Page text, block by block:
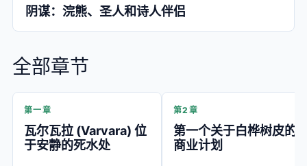
阴谋：浣熊、圣人和诗人伴侣
全部章节
第一章
瓦尔瓦拉 (Varvara) 位
于安静的死水处
第2章
第一个关于白桦树皮的
商业计划